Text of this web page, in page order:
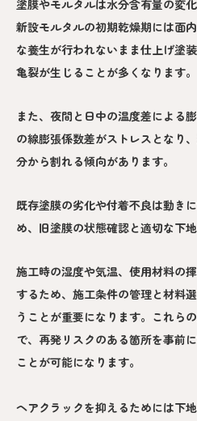
塗膜やモルタルは水分含有量の変
新設モルタルの初期乾燥期には面
な養生が行われないまま仕上げ塗
亀裂が生じることが多くなります。
また、夜間と日中の温度差による
の線膨張係数差がストレスとなり
分から割れる傾向があります。
既存塗膜の劣化や付着不良は動き
め、旧塗膜の状態確認と適切な下
施工時の湿度や気温、使用材料の
するため、施工条件の管理と材料
うことが重要になります。これら
で、再発リスクのある箇所を事前
ことが可能になります。
ヘアクラックを抑えるためには下